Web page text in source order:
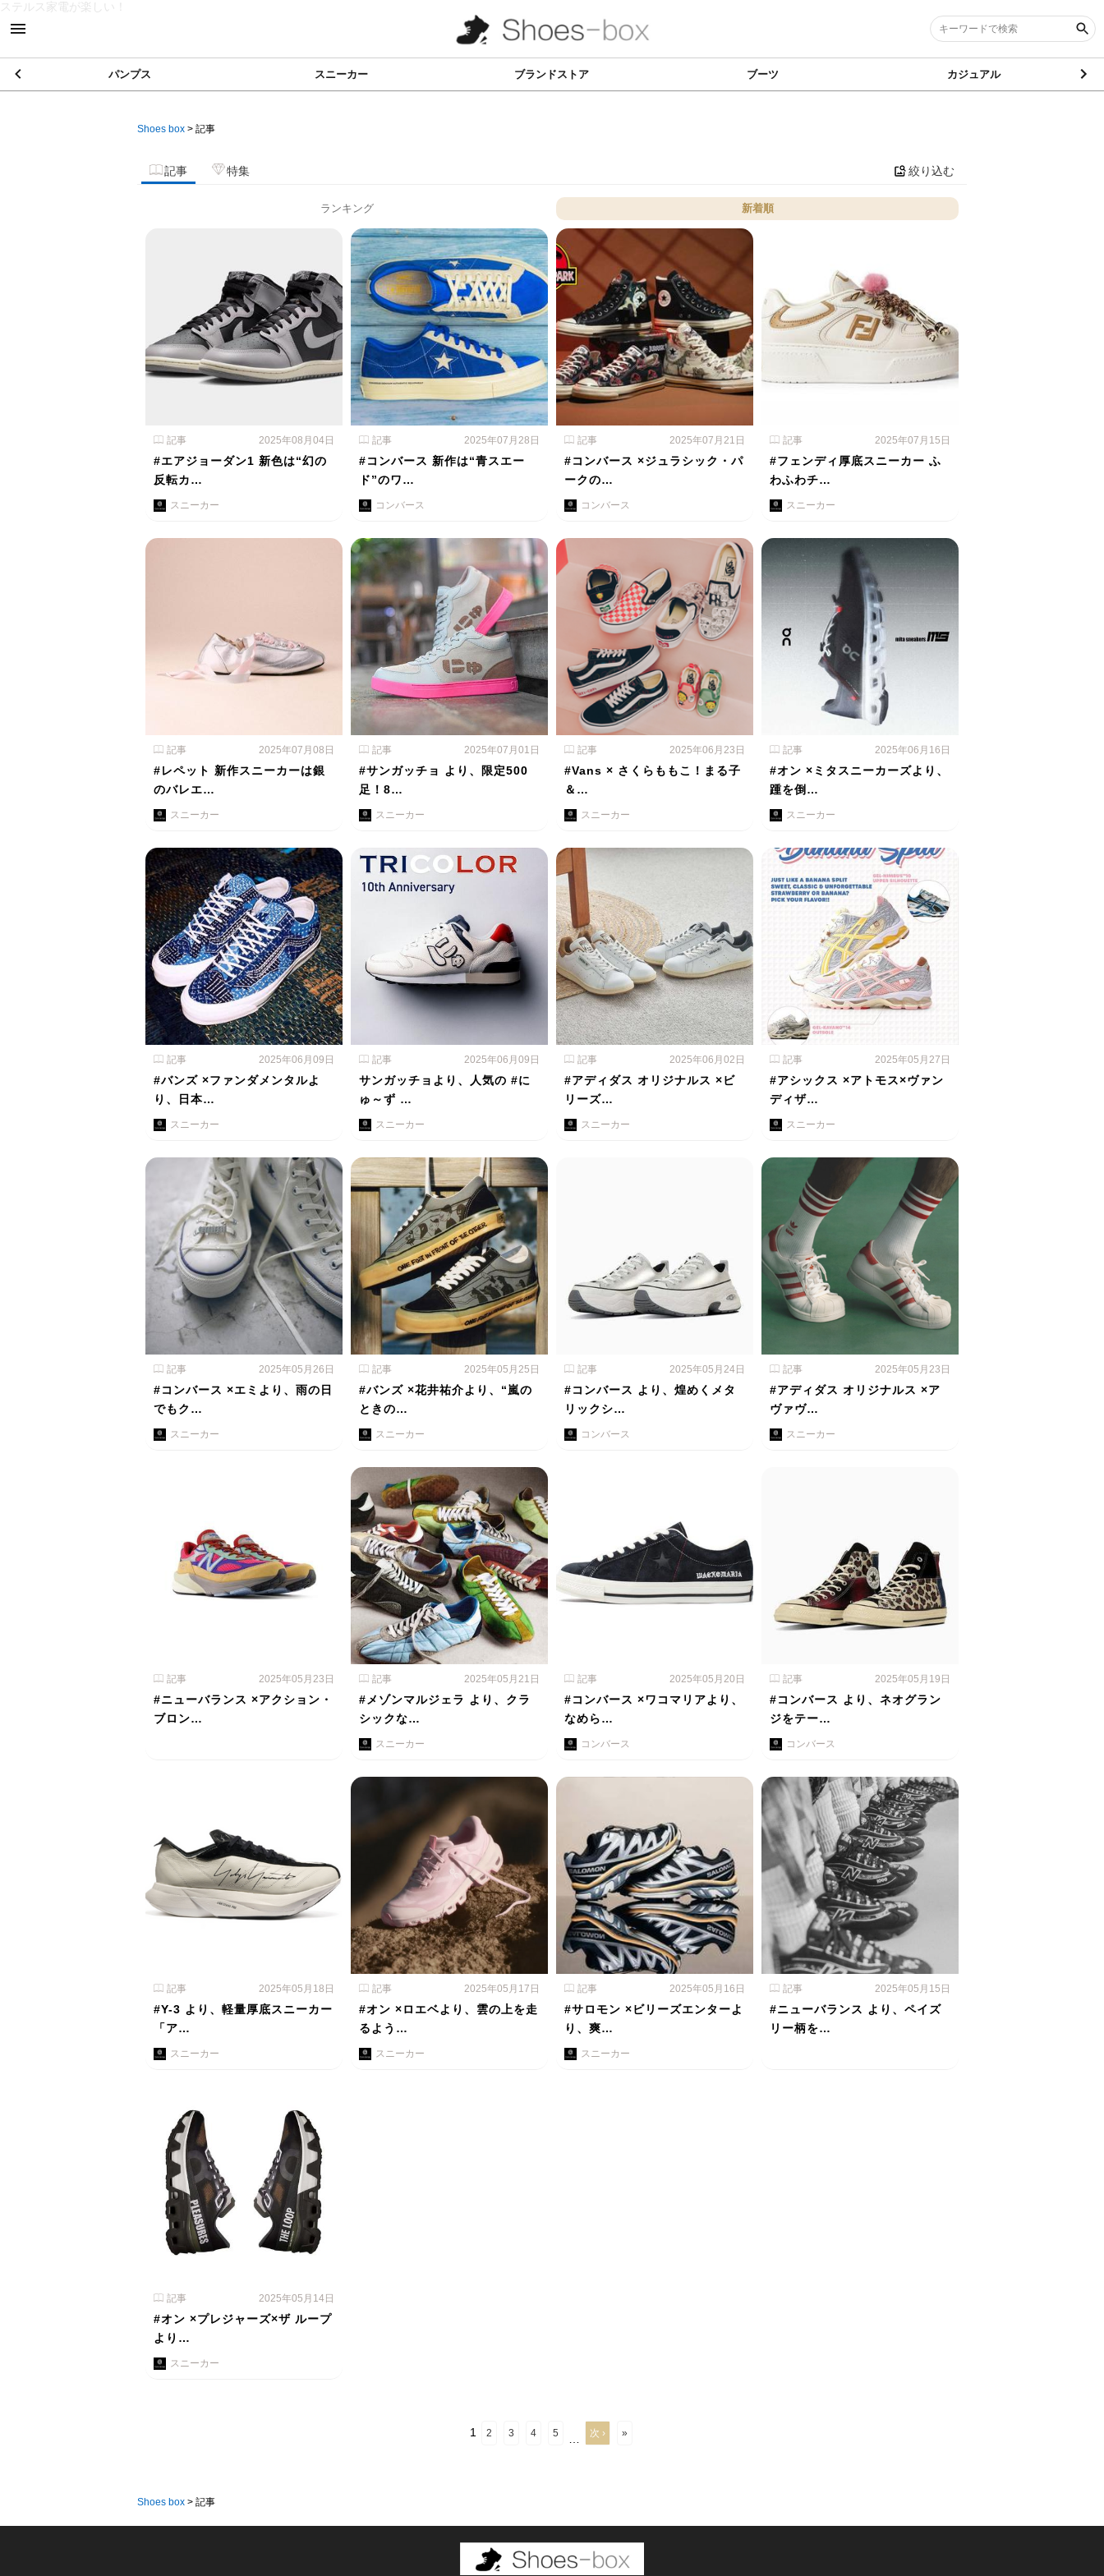
ステルス家電が楽しい！
パンプス スニーカー ブランドストア ブーツ カジュアル
Shoes box > 記事
記事 特集 絞り込む
ランキング 新着順
記事 2025年08月04日
#エアジョーダン1 新色は“幻の
反転カ…
スニーカー
記事 2025年07月28日
#コンバース 新作は“青スエー
ド”のワ…
コンバース
記事 2025年07月21日
#コンバース ×ジュラシック・パ
ークの…
コンバース
記事 2025年07月15日
#フェンディ厚底スニーカー ふ
わふわチ…
スニーカー
記事 2025年07月08日
#レペット 新作スニーカーは銀
のバレエ…
スニーカー
記事 2025年07月01日
#サンガッチョ より、限定500
足！8…
スニーカー
記事 2025年06月23日
#Vans × さくらももこ！まる子
＆…
スニーカー
記事 2025年06月16日
#オン ×ミタスニーカーズより、
踵を倒…
スニーカー
記事 2025年06月09日
#バンズ ×ファンダメンタルよ
り、日本…
スニーカー
記事 2025年06月09日
サンガッチョより、人気の #に
ゅ～ず …
スニーカー
記事 2025年06月02日
#アディダス オリジナルス ×ビ
リーズ…
スニーカー
記事 2025年05月27日
#アシックス ×アトモス×ヴァン
ディザ…
スニーカー
記事 2025年05月26日
#コンバース ×エミより、雨の日
でもク…
スニーカー
記事 2025年05月25日
#バンズ ×花井祐介より、“嵐の
ときの…
スニーカー
記事 2025年05月24日
#コンバース より、煌めくメタ
リックシ…
コンバース
記事 2025年05月23日
#アディダス オリジナルス ×ア
ヴァヴ…
スニーカー
記事 2025年05月23日
#ニューバランス ×アクション・
ブロン…
記事 2025年05月21日
#メゾンマルジェラ より、クラ
シックな…
スニーカー
記事 2025年05月20日
#コンバース ×ワコマリアより、
なめら…
コンバース
記事 2025年05月19日
#コンバース より、ネオグラン
ジをテー…
コンバース
記事 2025年05月18日
#Y-3 より、軽量厚底スニーカー
「ア…
スニーカー
記事 2025年05月17日
#オン ×ロエベより、雲の上を走
るよう…
スニーカー
記事 2025年05月16日
#サロモン ×ビリーズエンターよ
り、爽…
スニーカー
記事 2025年05月15日
#ニューバランス より、ペイズ
リー柄を…
記事 2025年05月14日
#オン ×プレジャーズ×ザ ループ
より…
スニーカー
1 2 3 4 5 次 › »
Shoes box > 記事